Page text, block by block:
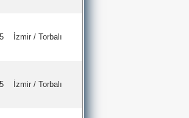
İzmir / Torbalı
İzmir / Torbalı